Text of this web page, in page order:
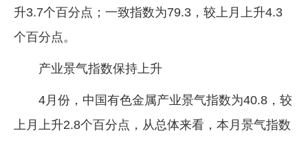
升3.7个百分点；一致指数为79.3，较上月上升4.3
个百分点。
产业景气指数保持上升
4月份，中国有色金属产业景气指数为40.8，较
上月上升2.8个百分点，从总体来看，本月景气指数